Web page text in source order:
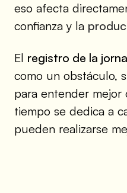
eso afecta
confianza y la
El registro de la
como un obstáculo,
para entender mejor
tiempo se dedica a
pueden realizarse